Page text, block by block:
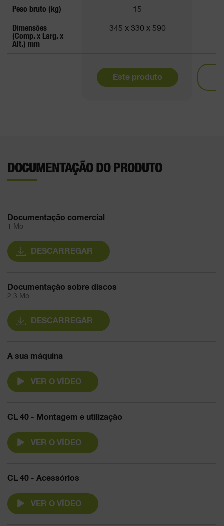
Peso bruto (kg) 15
Dimensões
(Comp. x Larg. x
Alt.) mm
345 x 330 x 590
Este produto
DOCUMENTAÇÃO DO PRODUTO
Documentação comercial
1 Mo
DESCARREGAR
Documentação sobre discos
2.3 Mo
DESCARREGAR
A sua máquina
VER O VÍDEO
CL 40 - Montagem e utilização
VER O VÍDEO
CL 40 - Acessórios
VER O VÍDEO